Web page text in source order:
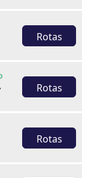
Rotas
Rotas
Rotas